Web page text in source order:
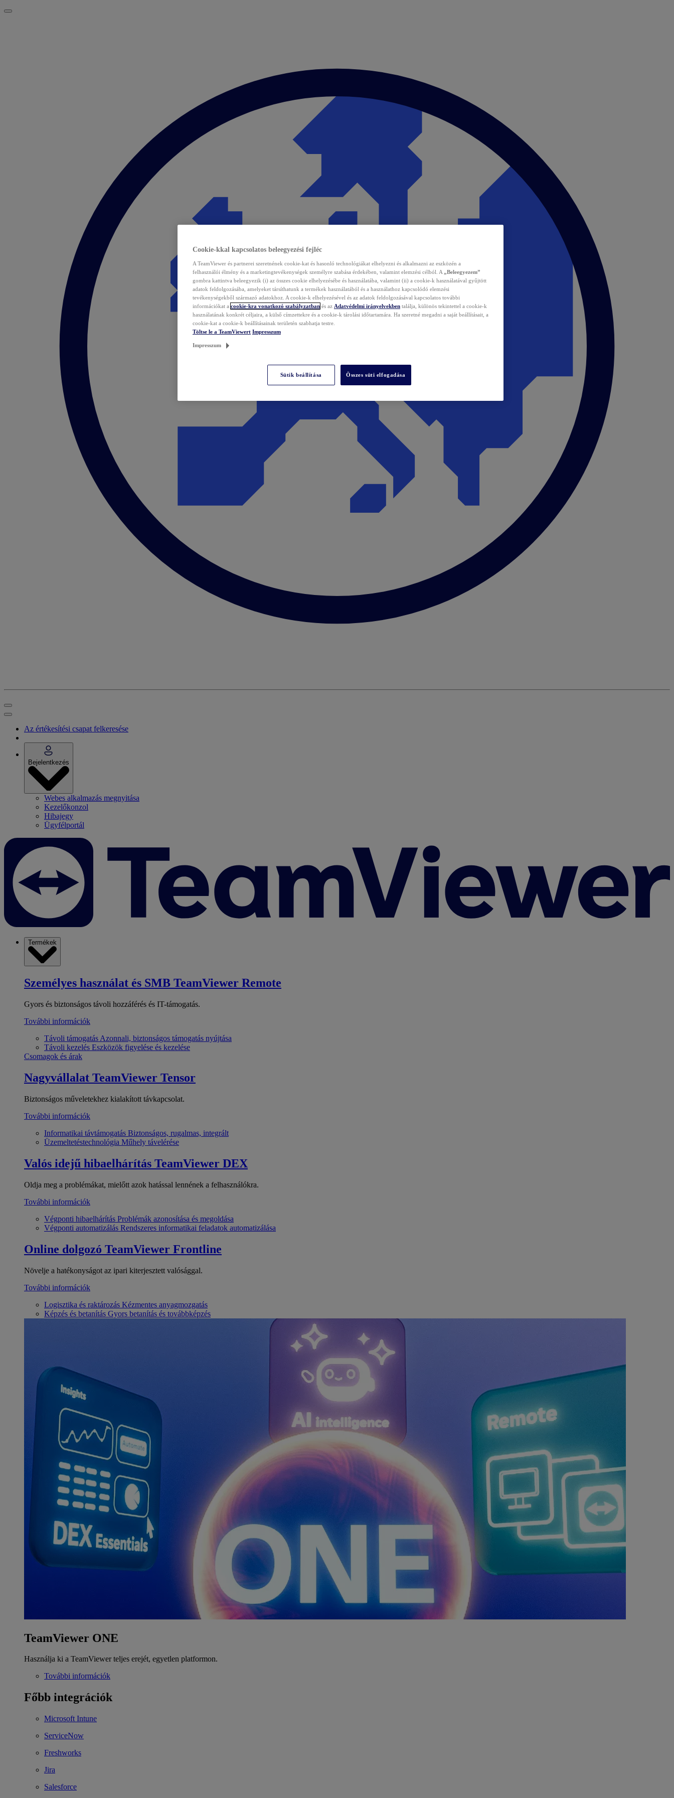
Az értékesítési csapat felkeresése
Bejelentkezés
Webes alkalmazás megnyitása
Kezelőkonzol
Hibajegy
Ügyfélportál
Termékek
Személyes használat és SMB TeamViewer Remote
Gyors és biztonságos távoli hozzáférés és IT-támogatás.
További információk
Távoli támogatás Azonnali, biztonságos támogatás nyújtása
Távoli kezelés Eszközök figyelése és kezelése
Csomagok és árak
Nagyvállalat TeamViewer Tensor
Biztonságos műveletekhez kialakított távkapcsolat.
További információk
Informatikai távtámogatás Biztonságos, rugalmas, integrált
Üzemeltetéstechnológia Műhely távelérése
Valós idejű hibaelhárítás TeamViewer DEX
Oldja meg a problémákat, mielőtt azok hatással lennének a felhasználókra.
További információk
Végponti hibaelhárítás Problémák azonosítása és megoldása
Végponti automatizálás Rendszeres informatikai feladatok automatizálása
Online dolgozó TeamViewer Frontline
Növelje a hatékonyságot az ipari kiterjesztett valósággal.
További információk
Logisztika és raktározás Kézmentes anyagmozgatás
Képzés és betanítás Gyors betanítás és továbbképzés
TeamViewer ONE
Használja ki a TeamViewer teljes erejét, egyetlen platformon.
További információk
Főbb integrációk
Microsoft Intune
ServiceNow
Freshworks
Jira
Salesforce
Cookie-kkal kapcsolatos beleegyezési fejléc
A TeamViewer és partnerei szeretnének cookie-kat és hasonló technológiákat elhelyezni és alkalmazni az eszközén a
felhasználói élmény és a marketingtevékenységek személyre szabása érdekében, valamint elemzési célból. A „Beleegyezem”
gombra kattintva beleegyezik (i) az összes cookie elhelyezésébe és használatába, valamint (ii) a cookie-k használatával gyűjtött
adatok feldolgozásába, amelyeket társíthatunk a termékek használatából és a használathoz kapcsolódó elemzési
tevékenységekből származó adatokhoz. A cookie-k elhelyezésével és az adatok feldolgozásával kapcsolatos további
információkat a cookie-kra vonatkozó szabályzatban és az Adatvédelmi irányelvekben találja, különös tekintettel a cookie-k
használatának konkrét céljaira, a külső címzettekre és a cookie-k tárolási időtartamára. Ha szeretné megadni a saját beállításait, a
cookie-kat a cookie-k beállításainak területén szabhatja testre.
Töltse le a TeamViewert Impresszum
Impresszum
Sütik beállítása Összes süti elfogadása